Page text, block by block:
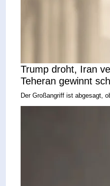
Trump droht, Iran
Teheran gewinnt
Der Großangriff ist abgesagt,